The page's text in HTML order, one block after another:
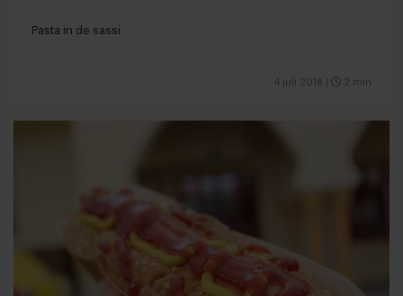
Pasta in de sassi
4 juli 2018 2 min